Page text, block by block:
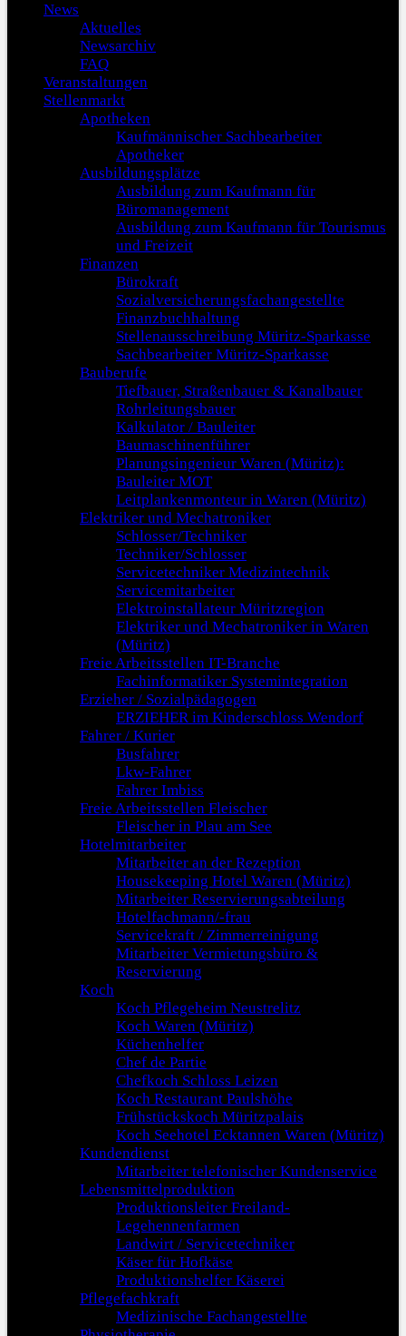
News
Aktuelles
Newsarchiv
FAQ
Veranstaltungen
Stellenmarkt
Apotheken
Kaufmännischer Sachbearbeiter
Apotheker
Ausbildungsplätze
Ausbildung zum Kaufmann für
Büromanagement
Ausbildung zum Kaufmann für Tourismus
und Freizeit
Finanzen
Bürokraft
Sozialversicherungsfachangestellte
Finanzbuchhaltung
Stellenausschreibung Müritz-Sparkasse
Sachbearbeiter Müritz-Sparkasse
Bauberufe
Tiefbauer, Straßenbauer & Kanalbauer
Rohrleitungsbauer
Kalkulator / Bauleiter
Baumaschinenführer
Planungsingenieur Waren (Müritz):
Bauleiter MOT
Leitplankenmonteur in Waren (Müritz)
Elektriker und Mechatroniker
Schlosser/Techniker
Techniker/Schlosser
Servicetechniker Medizintechnik
Servicemitarbeiter
Elektroinstallateur Müritzregion
Elektriker und Mechatroniker in Waren
(Müritz)
Freie Arbeitsstellen IT-Branche
Fachinformatiker Systemintegration
Erzieher / Sozialpädagogen
ERZIEHER im Kinderschloss Wendorf
Fahrer / Kurier
Busfahrer
Lkw-Fahrer
Fahrer Imbiss
Freie Arbeitsstellen Fleischer
Fleischer in Plau am See
Hotelmitarbeiter
Mitarbeiter an der Rezeption
Housekeeping Hotel Waren (Müritz)
Mitarbeiter Reservierungsabteilung
Hotelfachmann/-frau
Servicekraft / Zimmerreinigung
Mitarbeiter Vermietungsbüro &
Reservierung
Koch
Koch Pflegeheim Neustrelitz
Koch Waren (Müritz)
Küchenhelfer
Chef de Partie
Chefkoch Schloss Leizen
Koch Restaurant Paulshöhe
Frühstückskoch Müritzpalais
Koch Seehotel Ecktannen Waren (Müritz)
Kundendienst
Mitarbeiter telefonischer Kundenservice
Lebensmittelproduktion
Produktionsleiter Freiland-
Legehennenfarmen
Landwirt / Servicetechniker
Käser für Hofkäse
Produktionshelfer Käserei
Pflegefachkraft
Medizinische Fachangestellte